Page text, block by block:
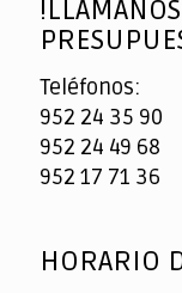
Teléfonos:
952 24 35 90
952 24 49 68
952 17 71 36
HORARIO